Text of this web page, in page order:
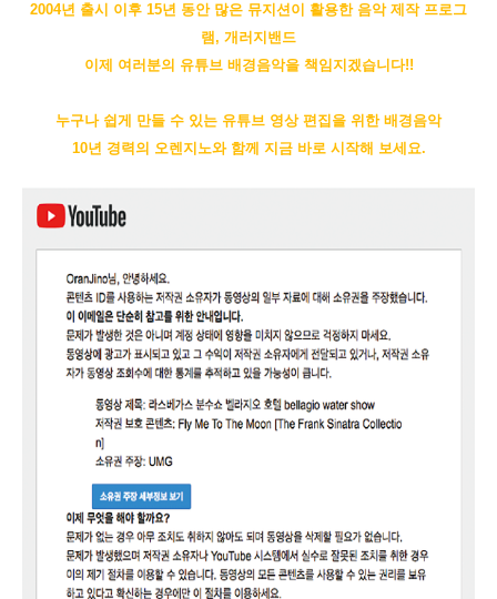
2004년 출시 이후 15년 동안 많은 뮤지션이 활용한 음악 제작 프로그
램, 개러지밴드
이제 여러분의 유튜브 배경음악을 책임지겠습니다!!
누구나 쉽게 만들 수 있는 유튜브 영상 편집을 위한 배경음악
10년 경력의 오렌지노와 함께 지금 바로 시작해 보세요.